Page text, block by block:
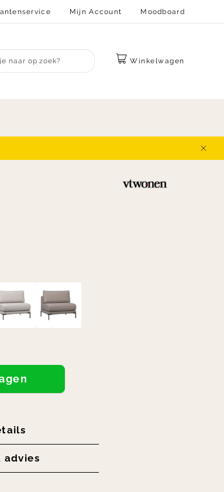
Mijn Account Moodboard
Winkelwagen
advies